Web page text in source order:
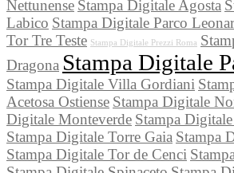
Nettunense Stampa Digitale Agosta
Labico Stampa Digitale Parco
Tor Tre Teste Stampa Digitale Prezzi Roma
Dragona Stampa Digitale
Stampa Digitale Villa Gordiani
Acetosa Ostiense Stampa Digitale
Digitale Monteverde Stampa
Stampa Digitale Torre Gaia Stampa
Stampa Digitale Tor de Cenci